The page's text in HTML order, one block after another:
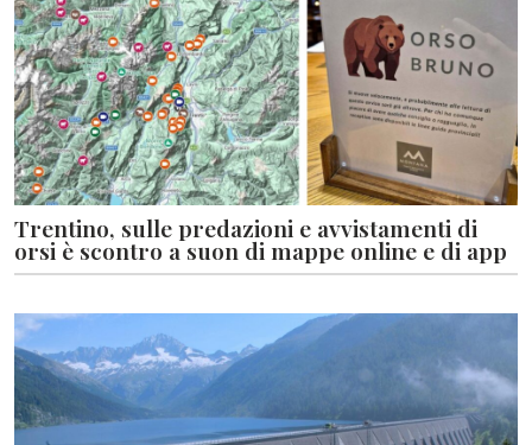
Trentino, sulle predazioni e avvistamenti di
orsi è scontro a suon di mappe online e di app